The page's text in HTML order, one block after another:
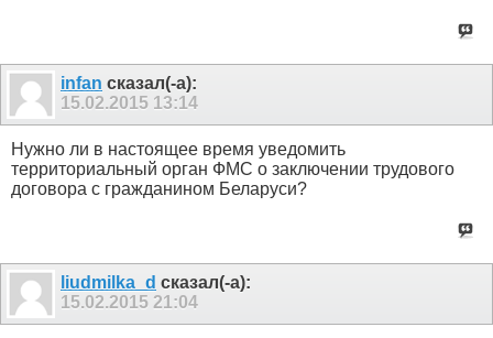
infan сказал(-а):
15.02.2015 13:14
Нужно ли в настоящее время уведомить
территориальный орган ФМС о заключении трудового
договора с гражданином Беларуси?
liudmilka_d сказал(-а):
15.02.2015 21:04